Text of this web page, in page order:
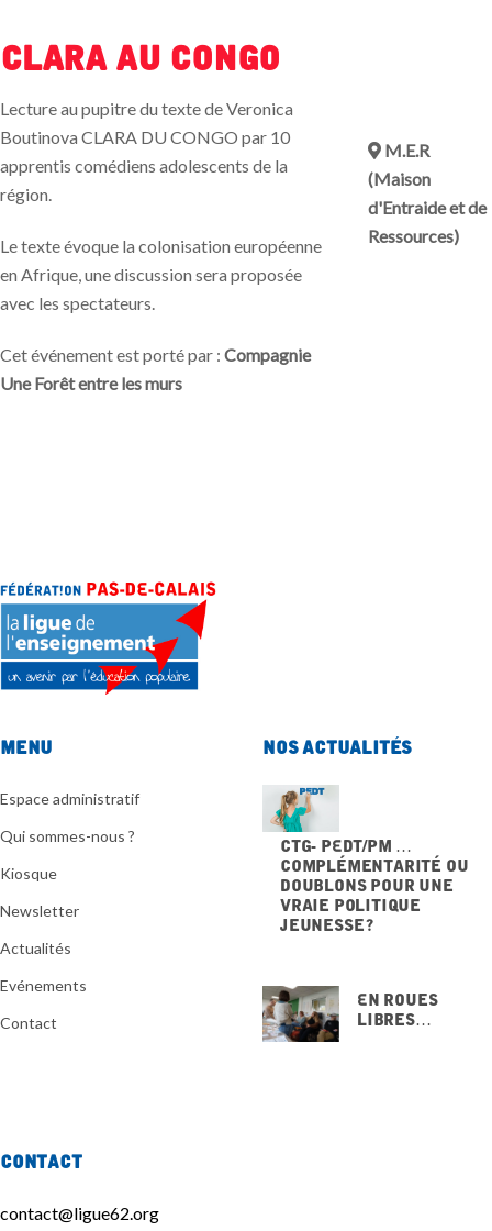
Clara au Congo
Lecture au pupitre du texte de Veronica
Boutinova CLARA DU CONGO par 10
apprentis comédiens adolescents de la
région.
Le texte évoque la colonisation européenne
en Afrique, une discussion sera proposée
avec les spectateurs.
Cet événement est porté par : Compagnie
Une Forêt entre les murs
M.E.R
(Maison
d'Entraide et de
Ressources)
Menu
Espace administratif
Qui sommes-nous ?
Kiosque
Newsletter
Actualités
Evénements
Contact
Nos actualités
CTG- PEdT/PM …
Complémentarité ou
doublons pour une
vraie politique
jeunesse ?
En Roues
Libres…
Contact
contact@ligue62.org